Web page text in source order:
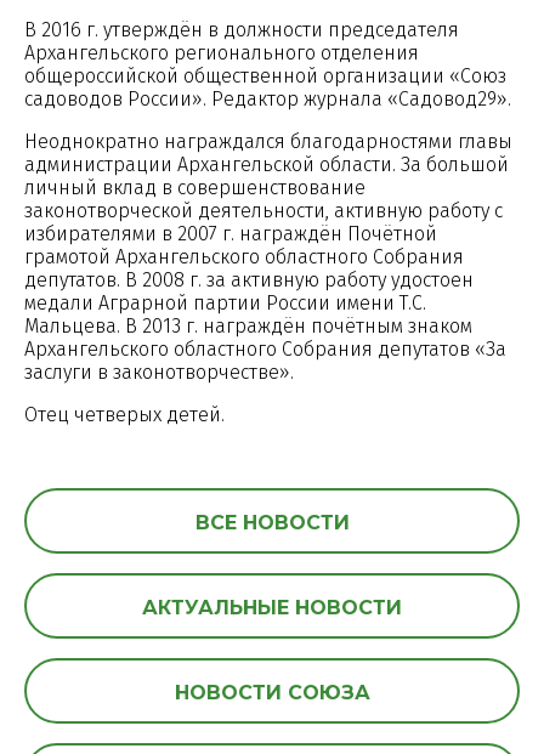
В 2016 г. утверждён в должности председателя
Архангельского регионального отделения
общероссийской общественной организации «Союз
садоводов России». Редактор журнала «Садовод29».
Неоднократно награждался благодарностями главы
администрации Архангельской области. За большой
личный вклад в совершенствование
законотворческой деятельности, активную работу с
избирателями в 2007 г. награждён Почётной
грамотой Архангельского областного Собрания
депутатов. В 2008 г. за активную работу удостоен
медали Аграрной партии России имени Т.С.
Мальцева. В 2013 г. награждён почётным знаком
Архангельского областного Собрания депутатов «За
заслуги в законотворчестве».
Отец четверых детей.
ВСЕ НОВОСТИ
АКТУАЛЬНЫЕ НОВОСТИ
НОВОСТИ СОЮЗА